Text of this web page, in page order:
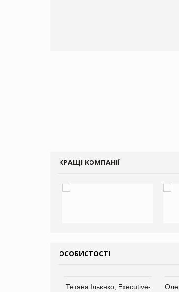
КРАЩІ КОМПАНІЇ
ОСОБИСТОСТІ
Тетяна Ільєнко, Executive-